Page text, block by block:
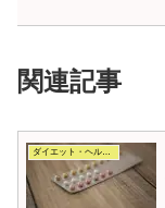
関連記事
ダイエット・ヘルス・コスメ